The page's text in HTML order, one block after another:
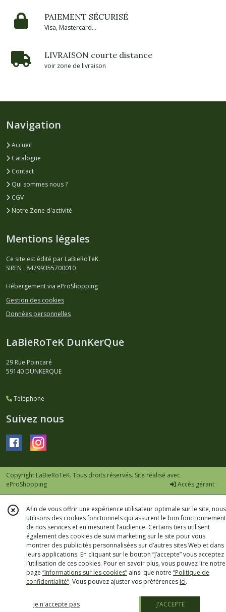
PAIEMENT SÉCURISÉ
Visa, Mastercard...
LIVRAISON courte distance
voir zone de livraison
Navigation
Accueil
Catalogue
Contact
Qui sommes nous ?
CGV
Notre Zone d'activité
Mentions légales
Ce site est édité par LaBieRoTeK.
SIREN : 84799355700010
Hébergement via eProShopping
Gestion des cookies
Données personnelles
LaBieRoTeK DunKerQue
29 Rue Poincaré
59140 DUNKERQUE
Téléphone
Suivez nous
Copyright LaBieRoTeK. Tous droits réservés. Site réalisé avec
eProShopping
Accès gérant
Afin de vous offrir une expérience utilisateur optimale sur le site, nous
utilisons des cookies fonctionnels qui assurent le bon fonctionnement
de nos services et en mesurent l’audience. Certains tiers utilisent
également des cookies de suivi marketing sur le site pour vous
montrer des publicités personnalisées sur d’autres sites Web et dans
leurs applications. En cliquant sur le bouton “J’accepte” vous acceptez
l’utilisation de ces cookies. Pour en savoir plus, vous pouvez lire notre
page “Informations sur les cookies” ainsi que notre “Politique de
confidentialité“. Vous pouvez ajuster vos préférences ici.
je n'accepte pas J'ACCEPTE